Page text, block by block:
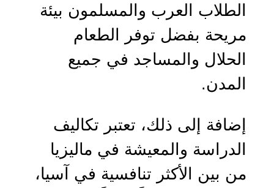
الطلاب العرب والمسلمون بيئة
مريحة بفضل توفر الطعام
الحلال والمساجد في جميع
المدن.
إضافة إلى ذلك، تعتبر تكاليف
الدراسة والمعيشة في ماليزيا
من بين الأكثر تنافسية في آسيا،